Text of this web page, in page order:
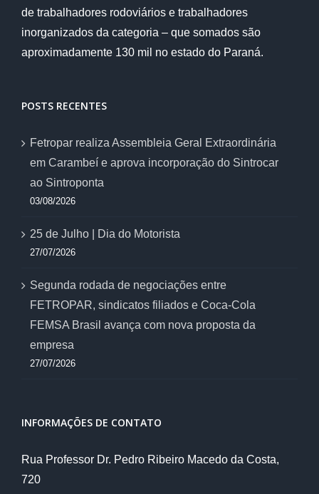
de trabalhadores rodoviários e trabalhadores
inorganizados da categoria – que somados são
aproximadamente 130 mil no estado do Paraná.
POSTS RECENTES
Fetropar realiza Assembleia Geral Extraordinária
em Carambeí e aprova incorporação do Sintrocar
ao Sintroponta
03/08/2026
25 de Julho | Dia do Motorista
27/07/2026
Segunda rodada de negociações entre
FETROPAR, sindicatos filiados e Coca-Cola
FEMSA Brasil avança com nova proposta da
empresa
27/07/2026
INFORMAÇÕES DE CONTATO
Rua Professor Dr. Pedro Ribeiro Macedo da Costa,
720